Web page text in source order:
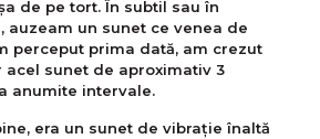
de pe tort. În subtil sau în
auzeam un sunet ce venea de
perceput prima dată, am crezut
acel sunet de aproximativ 3
anumite intervale.
era un sunet de vibrație înaltă